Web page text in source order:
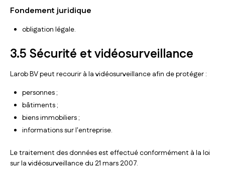
Fondement juridique
obligation légale.
3.5 Sécurité et vidéosurveillance
Larob BV peut recourir à la vidéosurveillance afin de protéger :
personnes ;
bâtiments ;
biens immobiliers ;
informations sur l'entreprise.
Le traitement des données est effectué conformément à la loi
sur la vidéosurveillance du 21 mars 2007.